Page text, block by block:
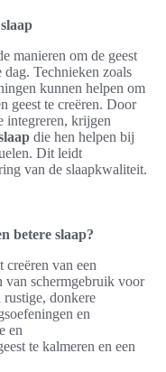
manieren om de geest
dag. Technieken zoals
kunnen helpen om
geest te creëren. Door
integreren, krijgen
die hen helpen bij
Dit leidt
van de slaapkwaliteit.
betere slaap?
creëren van een
van schermgebruik voor
rustige, donkere
en
en
te kalmeren en een